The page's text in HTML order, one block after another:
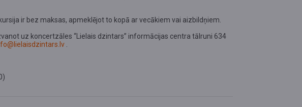
ir bez maksas, apmeklējot to kopā ar vecākiem vai aizbildņiem.
uz koncertzāles “Lielais dzintars” informācijas centra tālruni 634